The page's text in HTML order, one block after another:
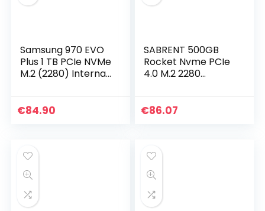
Samsung 970 EVO
Plus 1 TB PCIe NVMe
M.2 (2280) Internal
V7S1T0BW ), Black
€84.90
SABRENT 500GB
Rocket Nvme PCIe
4.0 M.2 2280
maximale
€86.07